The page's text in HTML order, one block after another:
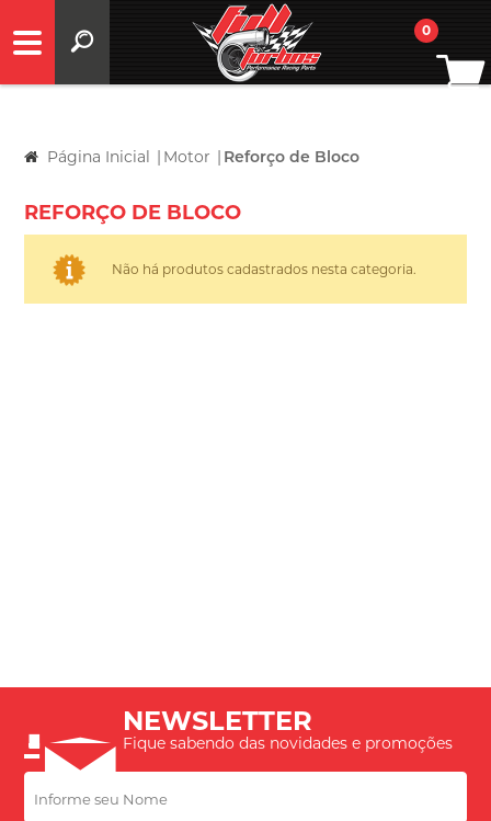
0
Página Inicial | Motor | Reforço de Bloco
REFORÇO DE BLOCO
Não há produtos cadastrados nesta categoria.
NEWSLETTER
Fique sabendo das novidades e promoções